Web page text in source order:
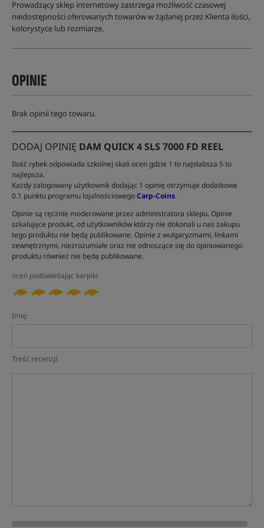
Prowadzący sklep internetowy zastrzega możliwość czasowej
niedostępności oferowanych towarów w żądanej przez Klienta ilości,
kolorystyce lub rozmiarze.
OPINIE
Brak opinii tego towaru.
DODAJ OPINIĘ DAM QUICK 4 SLS 7000 FD REEL
Ilość rybek odpowiada szkolnej skali ocen gdzie 1 to najsłabsza 5 to
najlepsza.
Każdy zalogowany użytkownik dodając 1 opinię otrzymuje dodatkowe
0.1 punktu programu lojalnościowegoCarp-Coins.
Opinie są ręcznie moderowane przez administratora sklepu. Opinie
szkalujące produkt, od użytkowników którzy nie dokonali u nas zakupu
tego produktu nie będą publikowane. Opinie z wulgaryzmami, linkami
zewnętrznymi, niezrozumiałe oraz nie odnoszące się do opiniowanego
produktu również nie będą publikowane.
oceń podświetlając karpiki
Imię:
Treść recenzji: